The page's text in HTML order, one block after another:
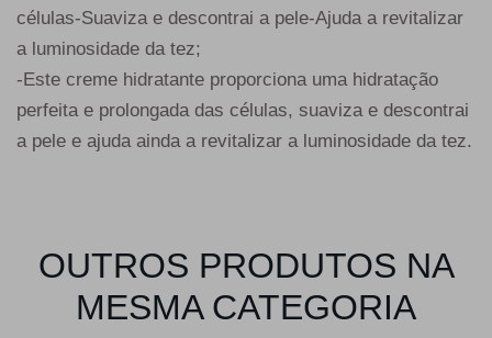
células-Suaviza e descontrai a pele-Ajuda a revitalizar
a luminosidade da tez;
-Este creme hidratante proporciona uma hidratação
perfeita e prolongada das células, suaviza e descontrai
a pele e ajuda ainda a revitalizar a luminosidade da tez.
OUTROS PRODUTOS NA
MESMA CATEGORIA